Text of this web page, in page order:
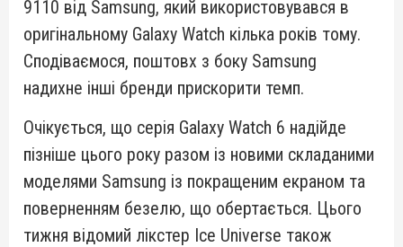
9110 від Samsung, який використовувався в
оригінальному Galaxy Watch кілька років тому.
Сподіваємося, поштовх з боку Samsung
надихне інші бренди прискорити темп.
Очікується, що серія Galaxy Watch 6 надійде
пізніше цього року разом із новими складаними
моделями Samsung із покращеним екраном та
поверненням безелю, що обертається. Цього
тижня відомий лікстер Ice Universe також